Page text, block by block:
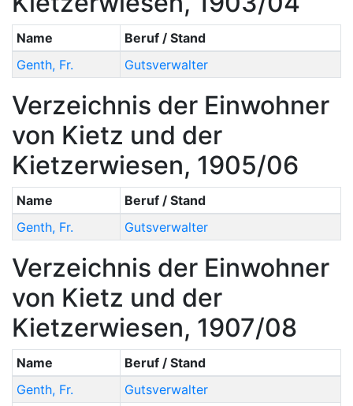
Name
Beruf / Stand
Genth, Fr. Gutsverwalter
Verzeichnis der Einwohner
von Kietz und der
Kietzerwiesen, 1905/06
Name
Beruf / Stand
Genth, Fr. Gutsverwalter
Verzeichnis der Einwohner
von Kietz und der
Kietzerwiesen, 1907/08
Name
Beruf / Stand
Genth, Fr.
Gutsverwalter